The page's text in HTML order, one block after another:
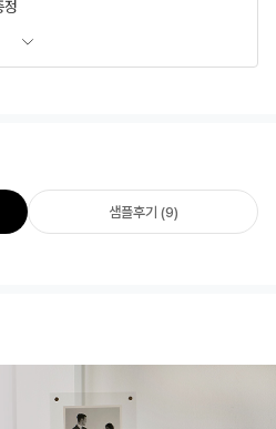
정
샘플후기 (9)